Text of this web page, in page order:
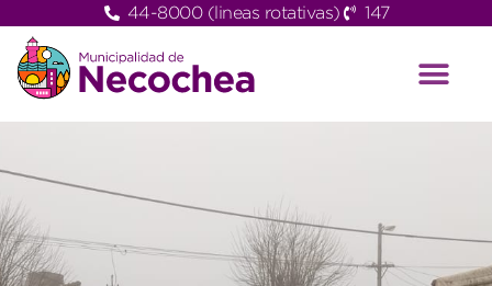
44-8000 (lineas rotativas) 147